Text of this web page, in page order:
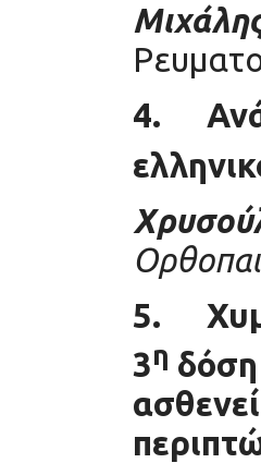
4.
5.
3η δόση